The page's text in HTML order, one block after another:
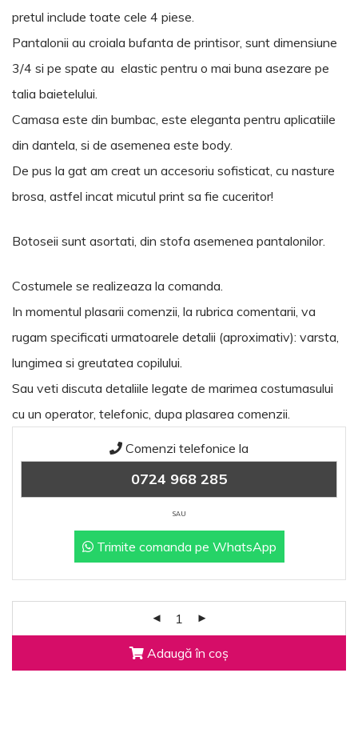
pretul include toate cele 4 piese.
Pantalonii au croiala bufanta de printisor, sunt dimensiune
3/4 si pe spate au elastic pentru o mai buna asezare pe
talia baietelului.
Camasa este din bumbac, este eleganta pentru aplicatiile
din dantela, si de asemenea este body.
De pus la gat am creat un accesoriu sofisticat, cu nasture
brosa, astfel incat micutul print sa fie cuceritor!
Botoseii sunt asortati, din stofa asemenea pantalonilor.
Costumele se realizeaza la comanda.
In momentul plasarii comenzii, la rubrica comentarii, va
rugam specificati urmatoarele detalii (aproximativ): varsta,
lungimea si greutatea copilului.
Sau veti discuta detaliile legate de marimea costumasului
cu un operator, telefonic, dupa plasarea comenzii.
Comenzi telefonice la
0724 968 285
SAU
Trimite comanda pe WhatsApp
Adaugă în coș